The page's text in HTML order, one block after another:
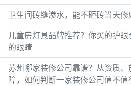
卫生间砖缝渗水，能不砸砖当天修
儿童房灯具品牌推荐？你买的护
的眼睛
苏州哪家装修公司靠谱？从资质
障，如何判断一家装修公司值不值